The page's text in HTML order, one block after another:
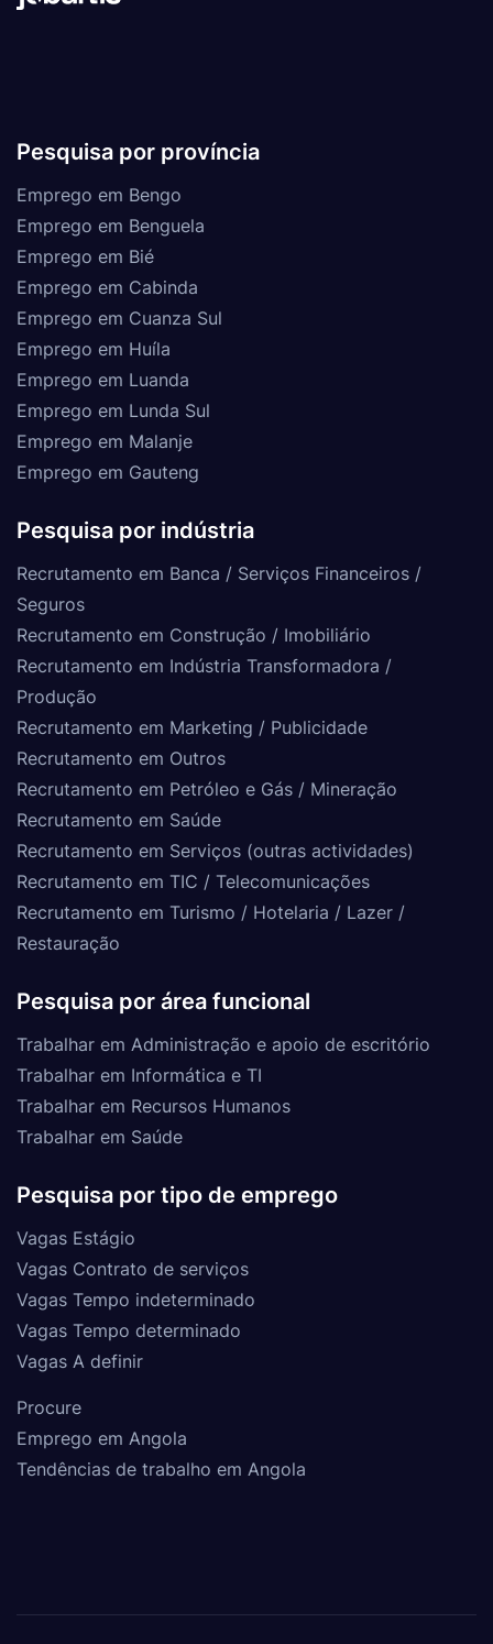
Pesquisa por província
Emprego em Bengo
Emprego em Benguela
Emprego em Bié
Emprego em Cabinda
Emprego em Cuanza Sul
Emprego em Huíla
Emprego em Luanda
Emprego em Lunda Sul
Emprego em Malanje
Emprego em Gauteng
Pesquisa por indústria
Recrutamento em Banca / Serviços Financeiros /
Seguros
Recrutamento em Construção / Imobiliário
Recrutamento em Indústria Transformadora /
Produção
Recrutamento em Marketing / Publicidade
Recrutamento em Outros
Recrutamento em Petróleo e Gás / Mineração
Recrutamento em Saúde
Recrutamento em Serviços (outras actividades)
Recrutamento em TIC / Telecomunicações
Recrutamento em Turismo / Hotelaria / Lazer /
Restauração
Pesquisa por área funcional
Trabalhar em Administração e apoio de escritório
Trabalhar em Informática e TI
Trabalhar em Recursos Humanos
Trabalhar em Saúde
Pesquisa por tipo de emprego
Vagas Estágio
Vagas Contrato de serviços
Vagas Tempo indeterminado
Vagas Tempo determinado
Vagas A definir
Procure
Emprego em Angola
Tendências de trabalho em Angola